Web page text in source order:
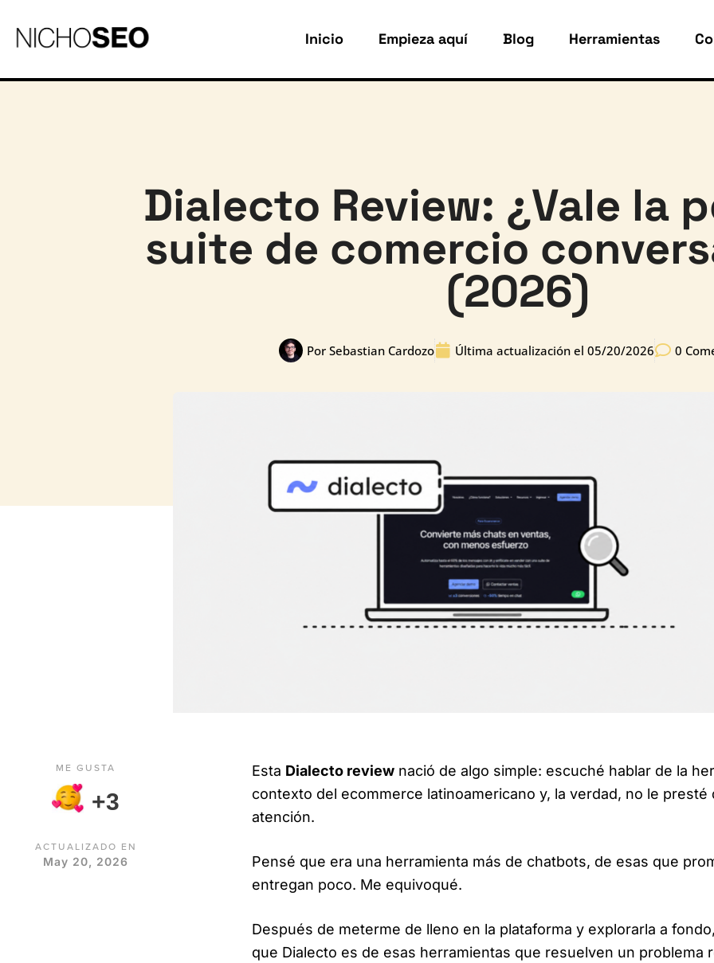
Inicio Empieza aquí Blog Herramientas
Dialecto Review: ¿Vale la
suite de comercio
(2026)
Por Sebastian Cardozo Última actualización el 05/20/2026 0
ME GUSTA
+3
ACTUALIZADO EN
May 20, 2026
Esta Dialecto review nació de algo simple: escuché hablar de la
contexto del ecommerce latinoamericano y, la verdad, no le presté
atención.
Pensé que era una herramienta más de chatbots, de esas que
entregan poco. Me equivoqué.
Después de meterme de lleno en la plataforma y explorarla a
que Dialecto es de esas herramientas que resuelven un problema